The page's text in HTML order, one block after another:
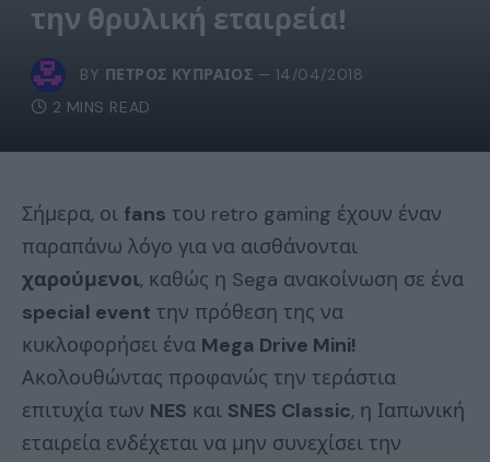
την θρυλική εταιρεία!
BY ΠΈΤΡΟΣ ΚΥΠΡΑΊΟΣ
14/04/2018
2 MINS READ
Σήμερα, οι fans του retro gaming έχουν έναν
παραπάνω λόγο για να αισθάνονται
χαρούμενοι, καθώς η Sega ανακοίνωση σε ένα
special event την πρόθεση της να
κυκλοφορήσει ένα Mega Drive Mini!
Ακολουθώντας προφανώς την τεράστια
επιτυχία των NES και SNES Classic, η Ιαπωνική
εταιρεία ενδέχεται να μην συνεχίσει την